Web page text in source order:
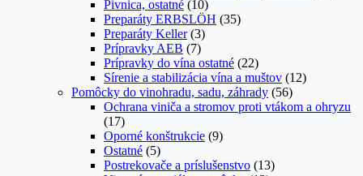
Pivnica, ostatné (10)
Preparáty ERBSLÖH (35)
Preparáty Keller (3)
Prípravky AEB (7)
Prípravky do vína ostatné (22)
Sírenie a stabilizácia vína a muštov (12)
Pomôcky do vinohradu, sadu, záhrady (56)
Ochrana viniča a stromov proti vtákom a ohryzu
(17)
Oporné konštrukcie (9)
Ostatné (5)
Postrekovače a príslušenstvo (13)